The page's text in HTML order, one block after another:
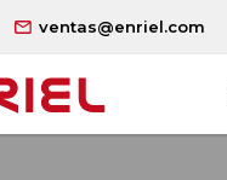
ventas@enriel.com